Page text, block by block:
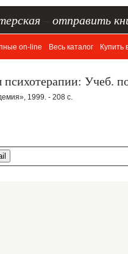
отправить
on-line Весь каталог Купить
Учеб.
1999. - 208 с.